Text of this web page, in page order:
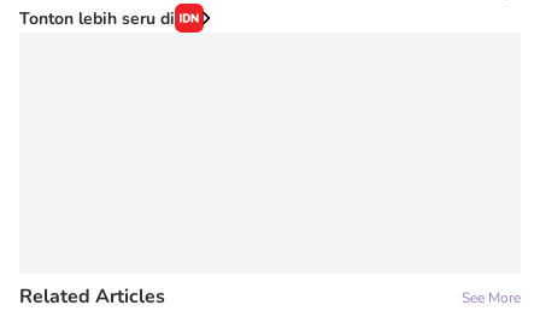
Editor
Tonton lebih seru di
Related Articles See More